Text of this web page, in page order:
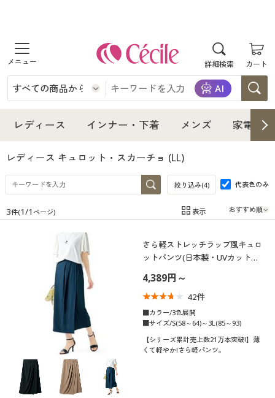
詳細検索 カート
商品を探す
レディース
レディースファッション
女性下着
インナー・下着
インナー・下着通販すべて
女性下着
メンズ下着
ジュニア・ティーンズ下着
メンズ
メンズ通販すべて
メンズファッション
メンズ下着
家電・雑貨
家電・雑貨すべて
キッチン・雑貨・日用品
寝具・インテリア・家具
寝具・インテリア・家具通販すべて
家具・収納
カーテン・ラグ・ファブリック
美容・健康
美容・健康通販すべて
美容・健康・サプリメント
制服・スクール
制服・スクールすべて
制服・学生服
ジュニア・ティーンズ下着
大きいサイズ
大きいサイズ通販すべて
大きいサイズ レディース服
バーゲン
バーゲンセール
詳細検索
レディース インナー・下着 メンズ 家電・
レディース キュロット・スカーチョ (LL)
絞り込み(4) 代表色のみ
在庫 在庫のある商品のみ表示
(3〜3.9)
レディースサ
イズ
S M
3件(1/1 ページ) 表示
さら軽ストレッチラップ風キュロ
ットパンツ(日本製・UVカット・
にくい・節電対策)
4,389円～
42件
■カラー/3色展開
■サイズ/S(58～64)～3L(85～93)
【シリーズ累計売上数21万本突破!】薄
くて軽やか!さら軽パンツ。